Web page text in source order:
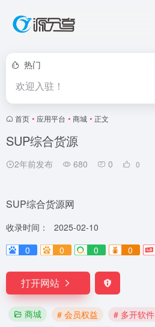
热门
欢迎入驻！
首页 • 应用平台 • 商城 • 正文
SUP综合货源
2年前发布 680 0 0
SUP综合货源网
收录时间：
2025-02-10
0
0 0 0
打开网站
商城 # 会员权益 # 多开软件